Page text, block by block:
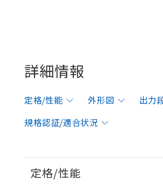
詳細情報
定格/性能 外形図 出力
規格認証/適合状況
定格/性能